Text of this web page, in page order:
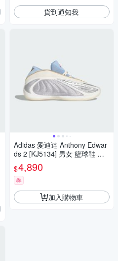
貨到通知我
Adidas 愛迪達 Anthony Edwar
ds 2 [KJ5134] 男女 籃球鞋 穩
定 支撐 緩震 銀 藍
$4,890
券
加入購物車